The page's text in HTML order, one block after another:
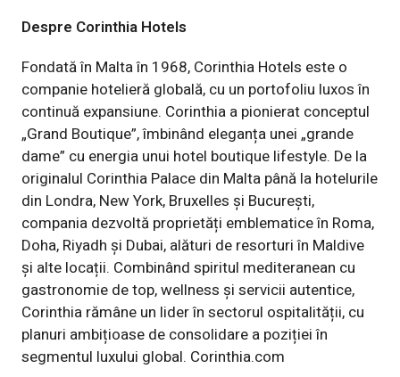
Despre Corinthia Hotels
Fondată în Malta în 1968, Corinthia Hotels este o
companie hotelieră globală, cu un portofoliu luxos în
continuă expansiune. Corinthia a pionierat conceptul
„Grand Boutique”, îmbinând eleganța unei „grande
dame” cu energia unui hotel boutique lifestyle. De la
originalul Corinthia Palace din Malta până la hotelurile
din Londra, New York, Bruxelles și București,
compania dezvoltă proprietăți emblematice în Roma,
Doha, Riyadh și Dubai, alături de resorturi în Maldive
și alte locații. Combinând spiritul mediteranean cu
gastronomie de top, wellness și servicii autentice,
Corinthia rămâne un lider în sectorul ospitalității, cu
planuri ambițioase de consolidare a poziției în
segmentul luxului global. Corinthia.com